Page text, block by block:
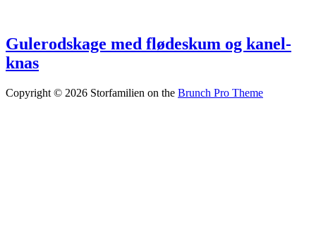
Gulerodskage med fløde­skum og kanel­
knas
Copyright © 2026 Storfamilien on the Brunch Pro Theme